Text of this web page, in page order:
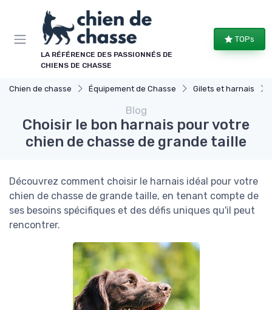
LA RÉFÉRENCE DES PASSIONNÉS DE
CHIENS DE CHASSE
TOPs
Chien de chasse Équipement de Chasse Gilets et harnais
Blog
Choisir le bon harnais pour votre
chien de chasse de grande taille
Découvrez comment choisir le harnais idéal pour votre
chien de chasse de grande taille, en tenant compte de
ses besoins spécifiques et des défis uniques qu'il peut
rencontrer.
Panneau de gestion des cookies